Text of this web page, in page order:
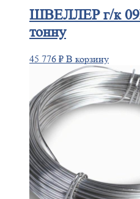
ШВЕЛЛЕРг/к
тонну
45 776 ₽ В корзину